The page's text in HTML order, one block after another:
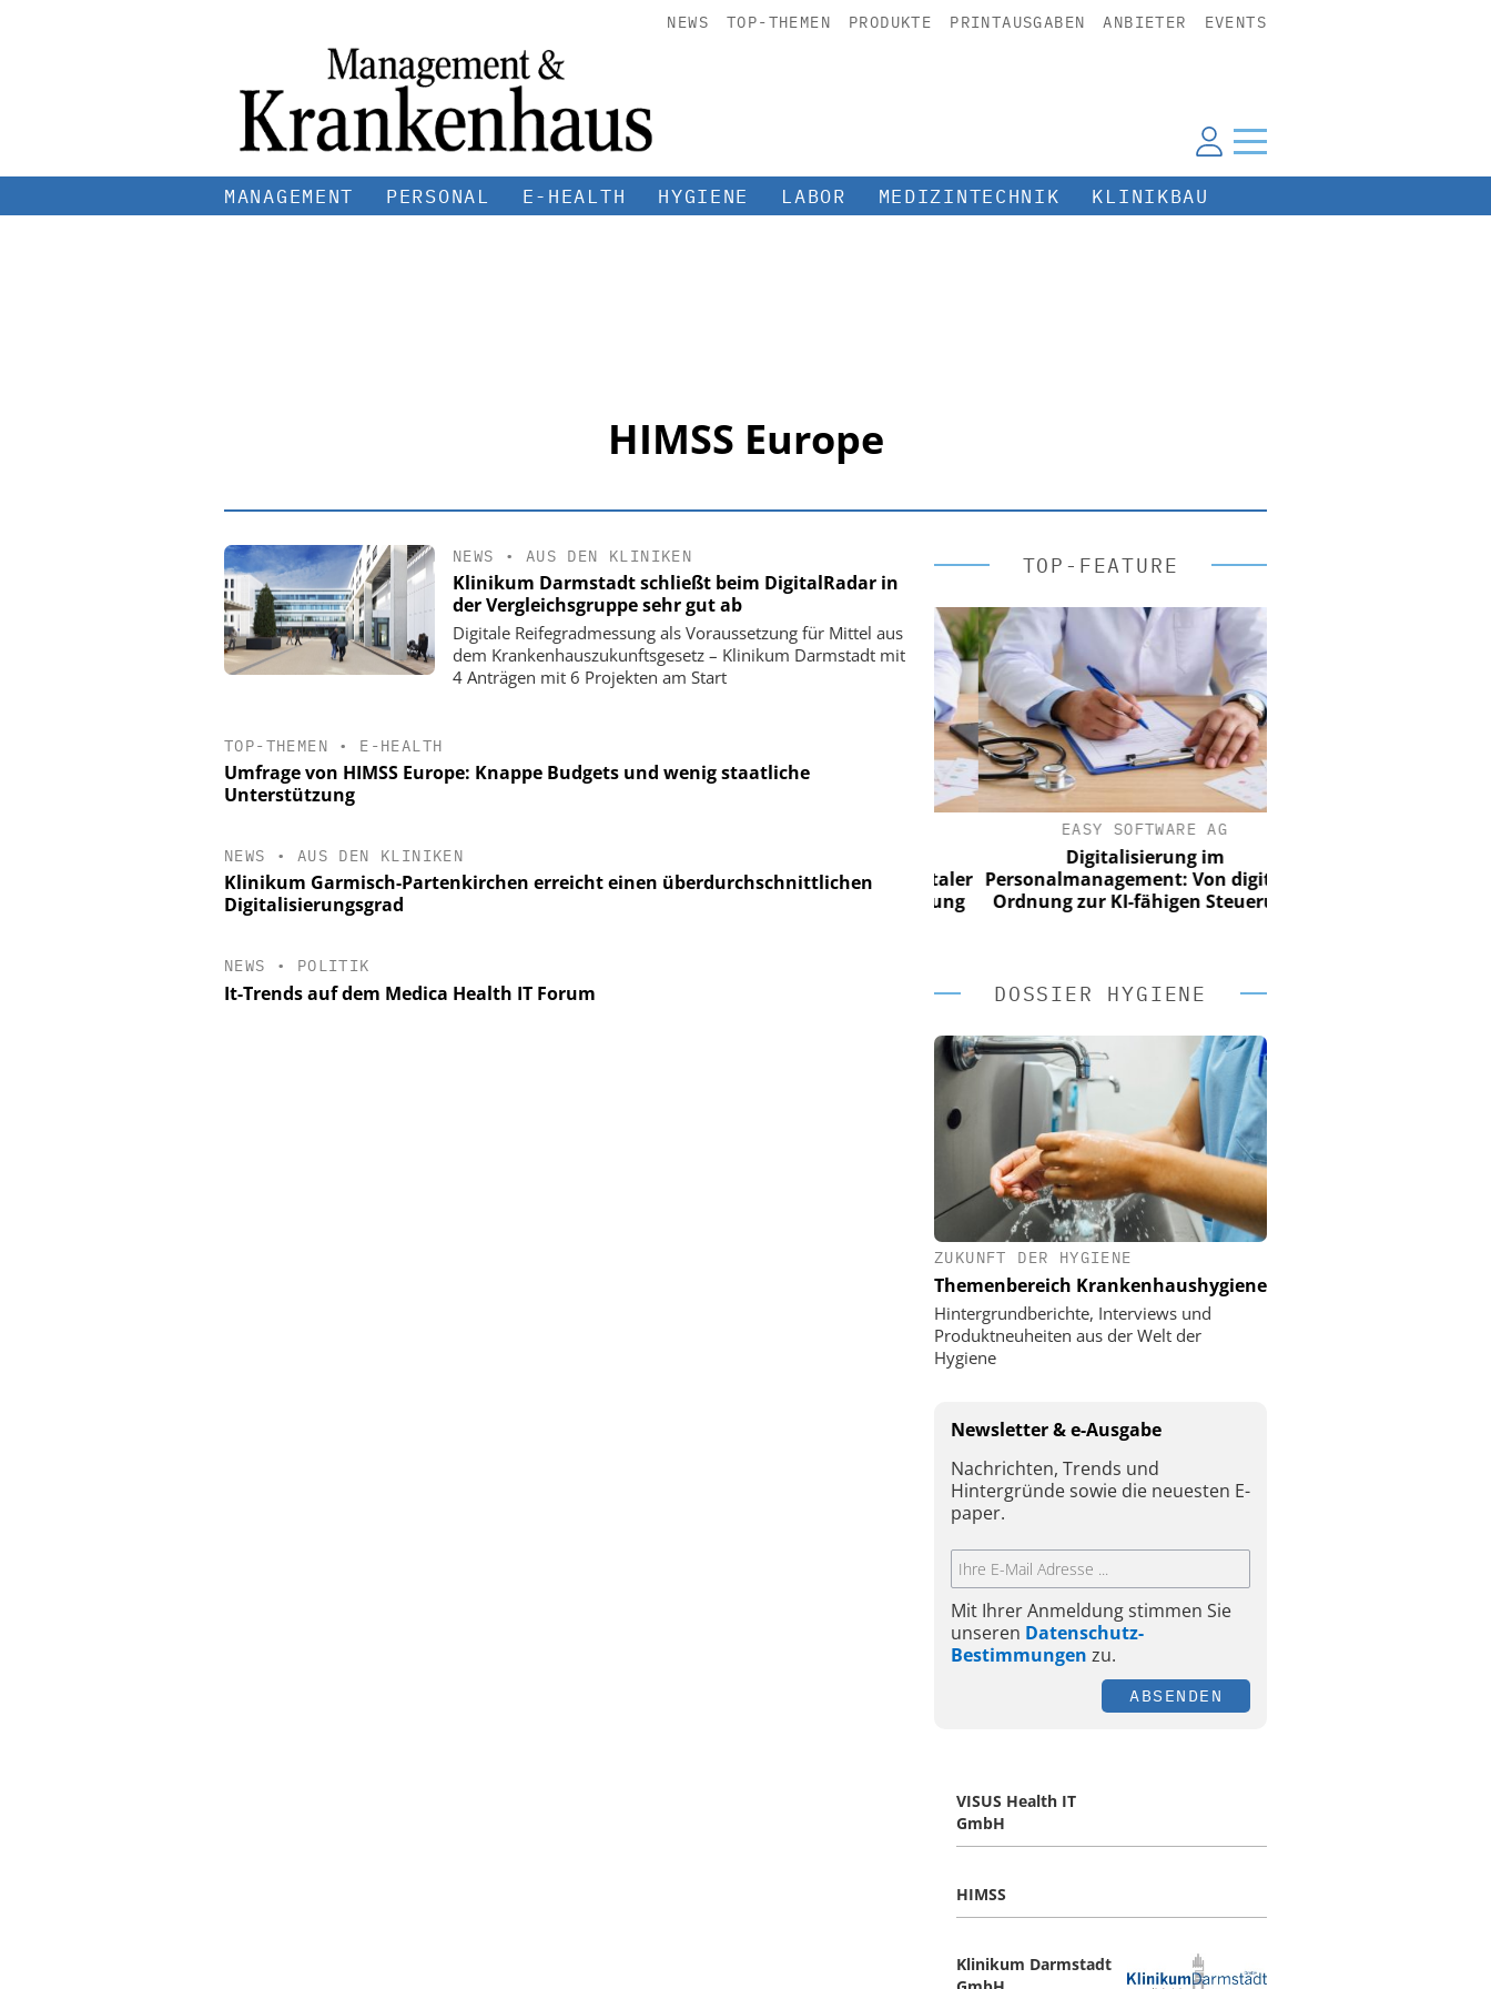
NEWS TOP-THEMEN PRODUKTE PRINTAUSGABEN ANBIETER EVENTS
MANAGEMENT PERSONAL E-HEALTH HYGIENE LABOR MEDIZINTECHNIK KLINIKBAU
HIMSS Europe
NEWS • AUS DEN KLINIKEN
Klinikum Darmstadt schließt beim DigitalRadar in
der Vergleichsgruppe sehr gut ab
Digitale Reifegradmessung als Voraussetzung für Mittel aus
dem Krankenhauszukunftsgesetz – Klinikum Darmstadt mit
4 Anträgen mit 6 Projekten am Start
TOP-THEMEN • E-HEALTH
Umfrage von HIMSS Europe: Knappe Budgets und wenig staatliche
Unterstützung
NEWS • AUS DEN KLINIKEN
Klinikum Garmisch-Partenkirchen erreicht einen überdurchschnittlichen
Digitalisierungsgrad
NEWS • POLITIK
It-Trends auf dem Medica Health IT Forum
TOP-FEATURE
Digitalisierung im
Personalmanagement: Von digitaler
Ordnung zur KI-fähigen Steuerung
Personalmanagement: Von digitaler
EASY SOFTWARE AG
Digitalisierung im
Personalmanagement: Von digitaler
Ordnung zur KI-fähigen Steuerung
DOSSIER HYGIENE
ZUKUNFT DER HYGIENE
Themenbereich Krankenhaushygiene
Hintergrundberichte, Interviews und
Produktneuheiten aus der Welt der
Hygiene
Newsletter & e-Ausgabe
Nachrichten, Trends und
Hintergründe sowie die neuesten E-
paper.
Mit Ihrer Anmeldung stimmen Sie
unseren Datenschutz-
Bestimmungen zu.
ABSENDEN
VISUS Health IT
GmbH
HIMSS
Klinikum Darmstadt